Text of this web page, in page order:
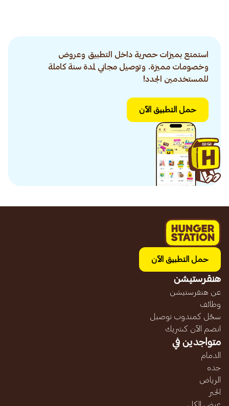
استمتع بميزات حصرية داخل التطبيق وعروض
وخصومات مميزة. وتوصيل مجاني لمدة سنة كاملة
للمستخدمين الجدد!
حمل التطبيق الآن
حمل التطبيق الآن
هنقرستيشن
عن هنقرستيشن
وظائف
سجّل كمندوب توصيل
انضم الآن كشريك
متواجدين في
الدمام
جده
الرياض
الخبر